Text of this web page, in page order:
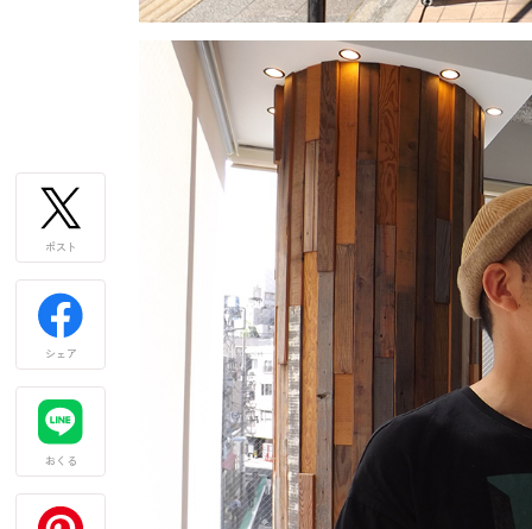
ポスト
シェア
おくる